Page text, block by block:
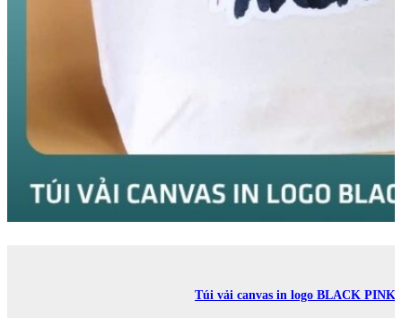
Túi vải canvas in logo BLACK PINK